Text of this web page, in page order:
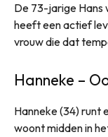
De 73-jarige Hans
heeft een actief
vrouw die dat
Hanneke –
Hanneke (34) runt
woont midden in